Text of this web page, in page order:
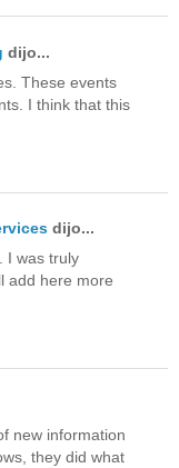
dijo...
These events
I think that this
dijo...
I was truly
add here more
new information
they did what